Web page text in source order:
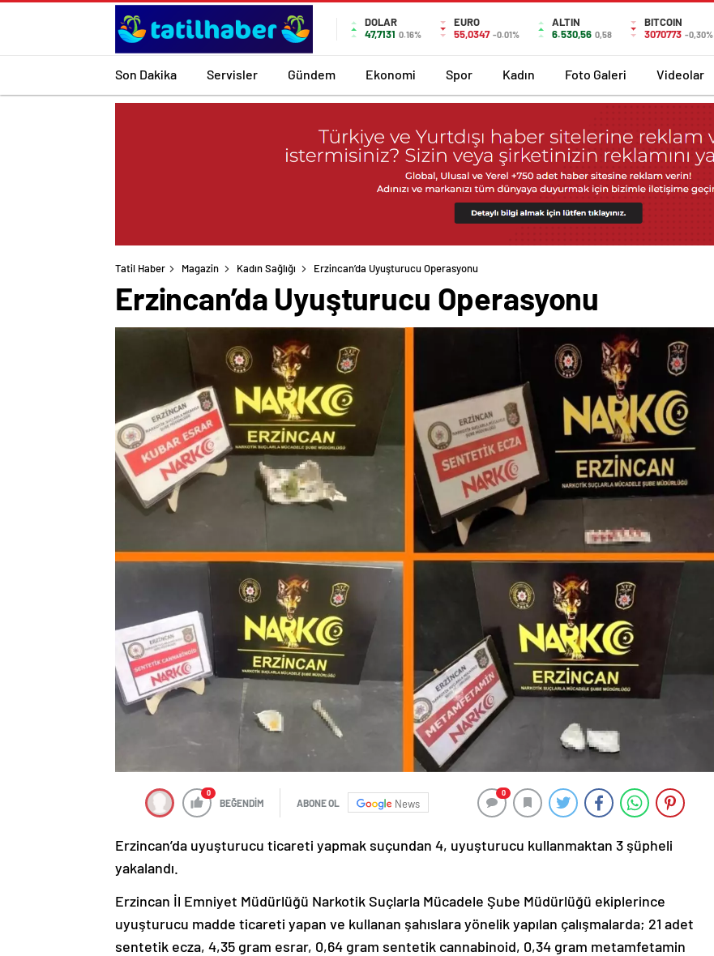
DOLAR
47,7131 0.16%
EURO
55,0347 -0.01%
ALTIN
6.530,56 0,58
BITCOIN
3070773 -0,30%
Son Dakika Servisler Gündem Ekonomi Spor Kadın Foto Galeri Videolar
Tatil Haber Magazin Kadın Sağlığı Erzincan’da Uyuşturucu Operasyonu
Erzincan’da Uyuşturucu Operasyonu
0
BEĞENDİM ABONE OL News
0
Erzincan’da uyuşturucu ticareti yapmak suçundan 4, uyuşturucu kullanmaktan 3 şüpheli
yakalandı.
Erzincan İl Emniyet Müdürlüğü Narkotik Suçlarla Mücadele Şube Müdürlüğü ekiplerince
uyuşturucu madde ticareti yapan ve kullanan şahıslara yönelik yapılan çalışmalarda; 21 adet
sentetik ecza, 4,35 gram esrar, 0,64 gram sentetik cannabinoid, 0,34 gram metamfetamin